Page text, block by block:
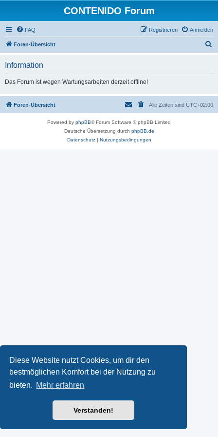
Diese Website nutzt Cookies, um dir den
bestmöglichen Komfort bei der Nutzung zu
bieten. Mehr erfahren
Verstanden!
CONTENIDO Forum
FAQ Anmelden
Registrieren
Foren-Übersicht
Information
Das Forum ist wegen Wartungsarbeiten derzeit offline!
Foren-Übersicht Alle Zeiten sind UTC+02:00
Powered by phpBB® Forum Software © phpBB Limited
Deutsche Übersetzung durch phpBB.de
Datenschutz| Nutzungsbedingungen